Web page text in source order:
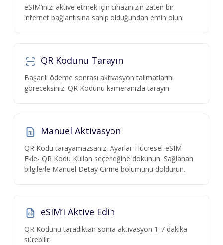
eSIM’inizi aktive etmek için cihazınızın zaten bir
internet bağlantısına sahip olduğundan emin olun.
QR Kodunu Tarayın
Başarılı ödeme sonrası aktivasyon talimatlarını
göreceksiniz. QR Kodunu kameranızla tarayın.
Manuel Aktivasyon
QR Kodu tarayamazsanız, Ayarlar-Hücresel-eSIM
Ekle- QR Kodu Kullan seçeneğine dokunun. Sağlanan
bilgilerle Manuel Detay Girme bölümünü doldurun.
eSIM’i Aktive Edin
QR Kodunu taradıktan sonra aktivasyon 1-7 dakika
sürebilir.